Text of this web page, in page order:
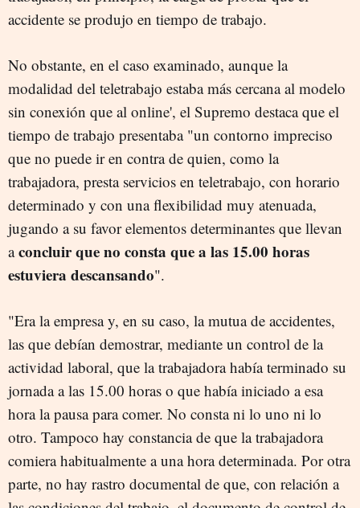
accidente se produjo en tiempo de trabajo.
No obstante, en el caso examinado, aunque la
modalidad del teletrabajo estaba más cercana al modelo
sin conexión que al online', el Supremo destaca que el
tiempo de trabajo presentaba "un contorno impreciso
que no puede ir en contra de quien, como la
trabajadora, presta servicios en teletrabajo, con horario
determinado y con una flexibilidad muy atenuada,
jugando a su favor elementos determinantes que llevan
aconcluir que no consta que a las 15.00 horas
estuviera descansando".
"Era la empresa y, en su caso, la mutua de accidentes,
las que debían demostrar, mediante un control de la
actividad laboral, que la trabajadora había terminado su
jornada a las 15.00 horas o que había iniciado a esa
hora la pausa para comer. No consta ni lo uno ni lo
otro. Tampoco hay constancia de que la trabajadora
comiera habitualmente a una hora determinada. Por otra
parte, no hay rastro documental de que, con relación a